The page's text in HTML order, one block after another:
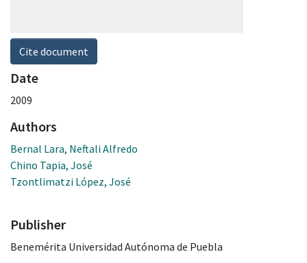
Cite document
Date
2009
Authors
Bernal Lara, Neftali Alfredo
Chino Tapia, José
Tzontlimatzi López, José
Publisher
Benemérita Universidad Autónoma de Puebla